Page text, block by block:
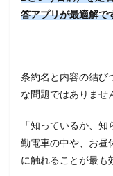
答アプリが最適解で
条約名と内容の結び
な問題ではありませ
「知っているか、
勤電車の中や、お昼
に触れることが最も